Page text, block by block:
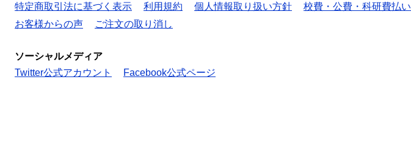
特定商取引法に基づく表示
利用規約 個人情報取り扱い方針 校費・公費・科研費払
お客様からの声
ご注文の取り消し
ソーシャルメディア
Twitter公式アカウント
Facebook公式ページ